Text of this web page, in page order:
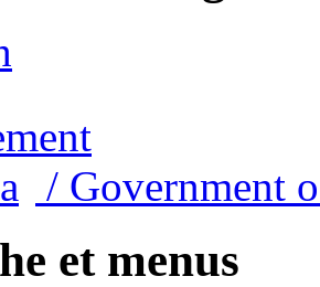
/ Government
et menus